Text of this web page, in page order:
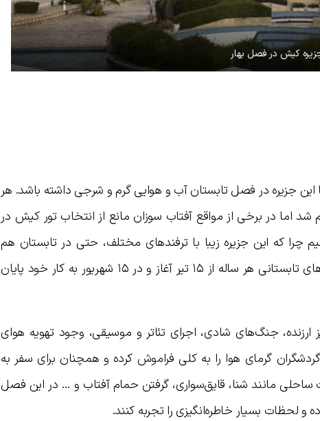
کیش در فصل بهار
جزیره در فصل تابستان آب و هوایی گرم و شرجی داشته باشد. هر
اما در برخی از مواقع آفتاب سوزان مانع از انتخاب تور کیش در
که این جزیره زیبا با ترفندهای مختلف، حتی در تابستان هم
گردشگران را به سمت خود جذب می‌کند. جشنواره‌های تابستانی هر ساله از ۱۵ تیر آغاز و در ۱۵ شهریور به کار خود پایان
ارزنده، جنگ‌های شادی، اجرای تئاتر و موسیقی، وجود تهویه هوای
گرمای هوا را به کلی فراموش کرده و همچنان برای سفر به
ساحلی مانند شنا، قایق‌سواری، گرفتن حمام آفتاب و … در این فصل
لحظات بسیار خاطره‌انگیزی را تجربه کنند.